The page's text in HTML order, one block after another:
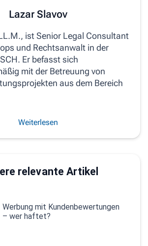
Lazar Slavov
ist Senior Legal Consultant
und Rechtsanwalt in der
Er befasst sich
mit der Betreuung von
aus dem Bereich
Weiterlesen
relevante Artikel
Werbung mit Kundenbewertungen
– wer haftet?